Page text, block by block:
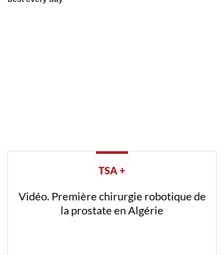
TSA +
Vidéo. Première chirurgie robotique de
la prostate en Algérie